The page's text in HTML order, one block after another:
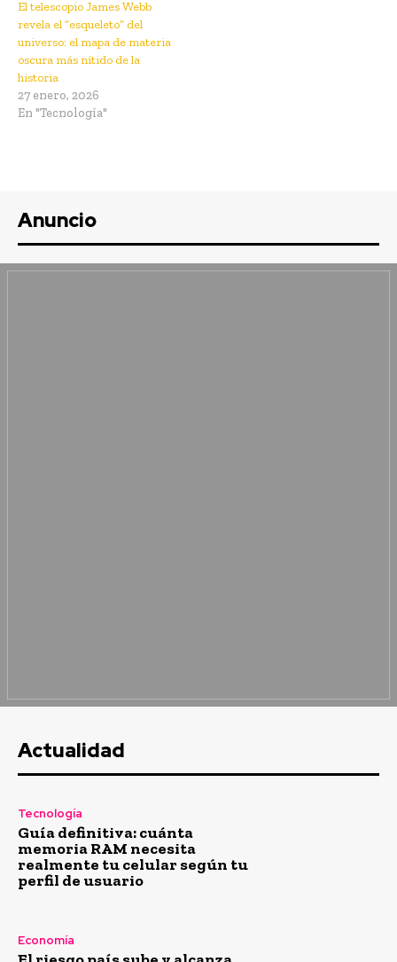
El telescopio James Webb
revela el “esqueleto” del
universo: el mapa de materia
oscura más nítido de la
historia
27 enero, 2026
En "Tecnología"
Anuncio
Actualidad
Tecnología
Guía definitiva: cuánta
memoria RAM necesita
realmente tu celular según tu
perfil de usuario
Economía